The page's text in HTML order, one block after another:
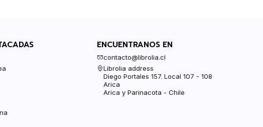
ENCUENTRANOS EN
contacto@librolia.cl
Librolia address
Diego Portales 157. Local 107 - 108
Arica
Arica y Parinacota - Chile